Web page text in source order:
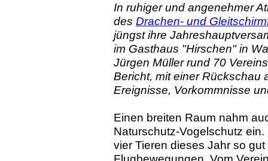
In ruhiger und angenehmer
des Drachen- und
jüngst ihre
im Gasthaus "Hirschen" in
Jürgen Müller rund 70
Bericht, mit einer Rückschau
Ereignisse, Vorkommnisse
Einen breiten Raum nahm
Naturschutz-Vogelschutz
vier Tieren dieses Jahr so